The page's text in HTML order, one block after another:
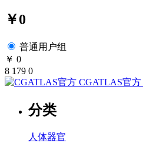
￥0
普通用户组
￥ 0
8 179 0
CGATLAS官方
分类
人体器官